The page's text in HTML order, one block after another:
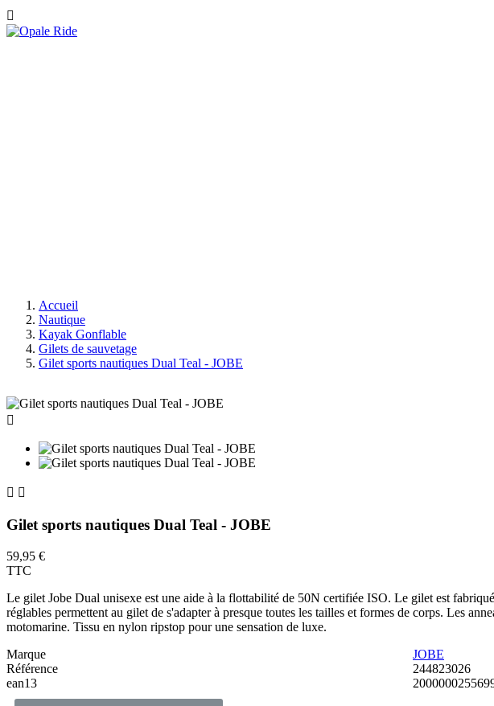

Accueil
Nautique
Kayak Gonflable
Gilets de sauvetage
Gilet sports nautiques Dual Teal - JOBE

 
Gilet sports nautiques Dual Teal - JOBE
59,95 €
TTC
Le gilet Jobe Dual unisexe est une aide à la flottabilité de 50N certifiée ISO. Le gilet est
réglables permettent au gilet de s'adapter à presque toutes les tailles et formes de corps. Les
motomarine. Tissu en nylon ripstop pour une sensation de luxe.
Marque
JOBE
Référence
244823026
ean13